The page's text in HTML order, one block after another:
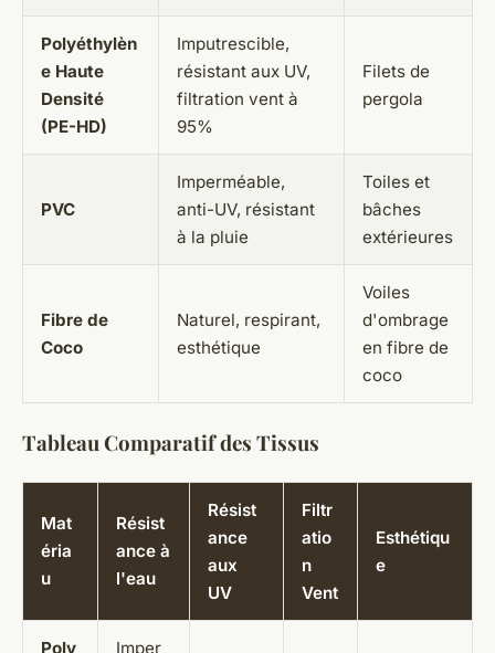
Polyéthylèn
e Haute
Densité
(PE-HD)
Imputrescible,
résistant aux UV,
filtration vent à
95%
Filets de
pergola
PVC
Imperméable,
anti-UV, résistant
à la pluie
Toiles et
bâches
extérieures
Fibre de
Coco
Naturel, respirant,
esthétique
Voiles
d'ombrage
en fibre de
coco
Tableau Comparatif des Tissus
Mat
éria
u
Résist
ance à
l'eau
Résist
ance
aux
UV
Filtr
atio
n
Vent
Esthétiqu
e
Poly Imper